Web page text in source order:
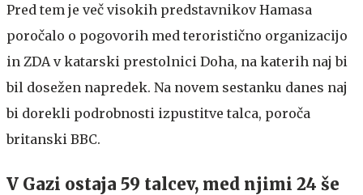
Pred tem je več visokih predstavnikov Hamasa
poročalo o pogovorih med teroristično organizacijo
in ZDA v katarski prestolnici Doha, na katerih naj bi
bil dosežen napredek. Na novem sestanku danes naj
bi dorekli podrobnosti izpustitve talca, poroča
britanski BBC.
V Gazi ostaja 59 talcev, med njimi 24 še